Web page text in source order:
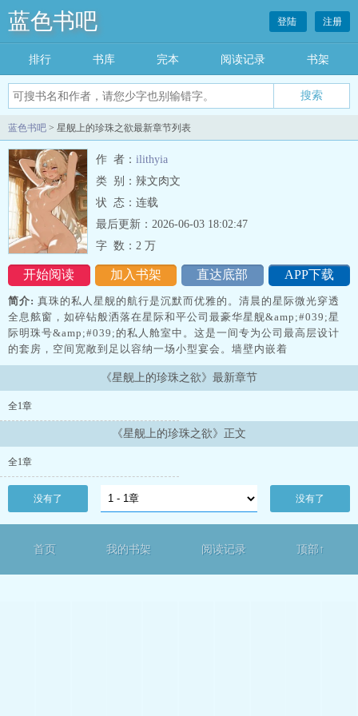
蓝色书吧
搜索
登陆 注册
排行 书库 完本 阅读记录 书架
蓝色书吧 > 星舰上的珍珠之欲最新章节列表
作 者： ilithyia
类 别：辣文肉文
状 态：连载
开始阅读 加入书架 直达底部 APP下载
最后更新：2026-06-03 18:02:47
字 数： 2 万
简介: 真珠的私人星舰的航行是沉默而优雅的。清晨的星际微光穿透
全息舷窗，如碎钻般洒落在星际和平公司最豪华星舰&amp;#039;星
际明珠号&amp;#039;的私人舱室中。这是一间专为公司最高层设计
的套房，空间宽敞到足以容纳一场小型宴会。墙壁内嵌着
《星舰上的珍珠之欲》最新章节
全1章
《星舰上的珍珠之欲》正文
全1章
没有了 没有了
首页 我的书架 阅读记录 顶部↑